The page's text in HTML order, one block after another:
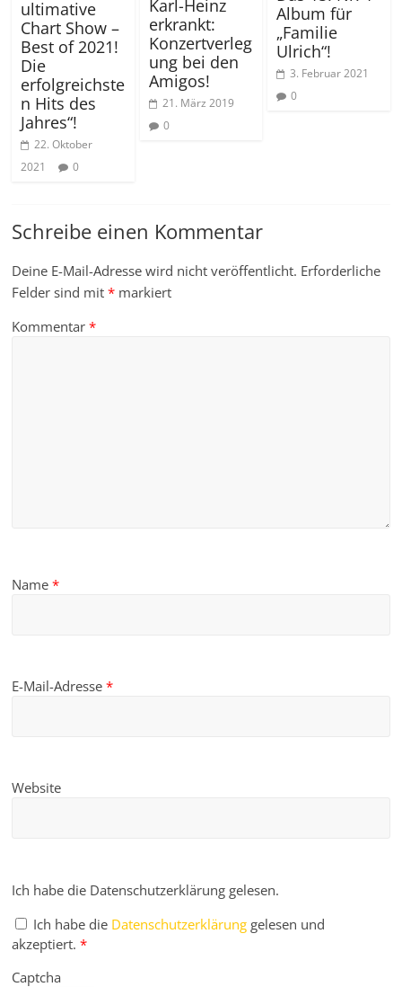
ultimative
Chart Show –
Best of 2021!
Die
erfolgreichste
n Hits des
Jahres“!
22. Oktober
2021
0
Karl-Heinz
erkrankt:
Konzertverleg
ung bei den
Amigos!
21. März 2019
0
Album für
„Familie
Ulrich“!
3. Februar 2021
0
Schreibe einen Kommentar
Deine E-Mail-Adresse wird nicht veröffentlicht. Erforderliche
Felder sind mit* markiert
Kommentar*
Name*
E-Mail-Adresse*
Website
Ich habe die Datenschutzerklärung gelesen.
Ich habe die Datenschutzerklärung gelesen und
akzeptiert. *
Captcha